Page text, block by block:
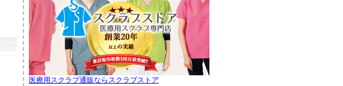
医療用スクラブ通販ならスクラブストア